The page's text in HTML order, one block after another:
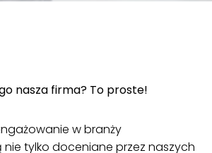
nasza firma? To proste!
w branży
tylko doceniane przez naszych